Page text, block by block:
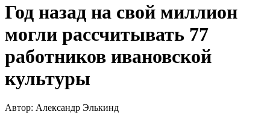
Год назад на свой миллион
могли рассчитывать 77
работников ивановской
культуры
Автор: Александр Элькинд